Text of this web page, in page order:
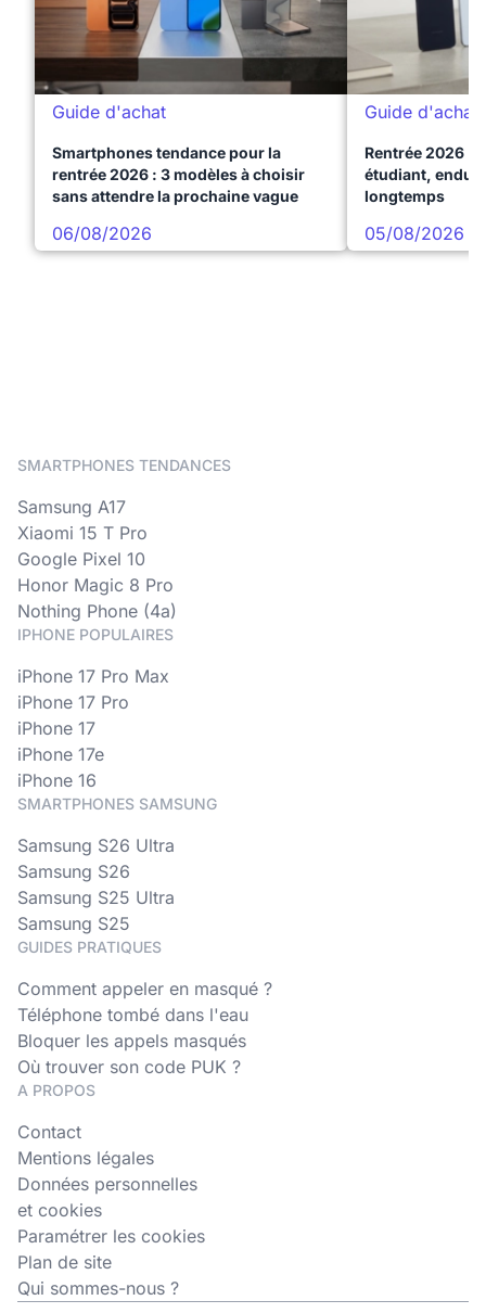
Guide d'achat
Smartphones tendance pour la
rentrée 2026 : 3 modèles à choisir
sans attendre la prochaine vague
06/08/2026
Guide d'achat
Rentrée 2026 :
étudiant,
longtemps
05/08/2026
SMARTPHONES TENDANCES
Samsung A17
Xiaomi 15 T Pro
Google Pixel 10
Honor Magic 8 Pro
Nothing Phone (4a)
IPHONE POPULAIRES
iPhone 17 Pro Max
iPhone 17 Pro
iPhone 17
iPhone 17e
iPhone 16
SMARTPHONES SAMSUNG
Samsung S26 Ultra
Samsung S26
Samsung S25 Ultra
Samsung S25
GUIDES PRATIQUES
Comment appeler en masqué ?
Téléphone tombé dans l'eau
Bloquer les appels masqués
Où trouver son code PUK ?
A PROPOS
Contact
Mentions légales
Données personnelles
et cookies
Paramétrer les cookies
Plan de site
Qui sommes-nous ?